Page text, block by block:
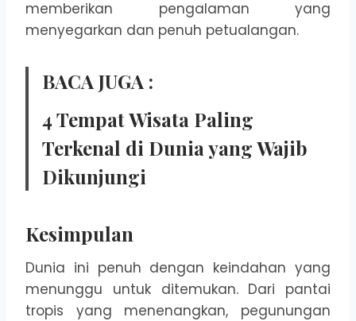
memberikan pengalaman yang
menyegarkan dan penuh petualangan.
BACA JUGA :
4 Tempat Wisata Paling
Terkenal di Dunia yang Wajib
Dikunjungi
Kesimpulan
Dunia ini penuh dengan keindahan yang
menunggu untuk ditemukan. Dari pantai
tropis yang menenangkan, pegunungan